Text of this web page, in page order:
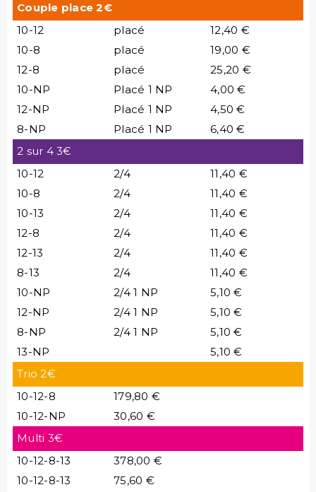
Couple place 2€
10-12
placé
12,40 €
10-8
placé
19,00 €
12-8
placé
25,20 €
10-NP
Placé 1 NP
4,00 €
12-NP
Placé 1 NP
4,50 €
8-NP
Placé 1 NP
6,40 €
2 sur 4 3€
10-12
2/4
11,40 €
10-8
2/4
11,40 €
10-13
2/4
11,40 €
12-8
2/4
11,40 €
12-13
2/4
11,40 €
8-13
2/4
11,40 €
10-NP
2/4 1 NP
5,10 €
12-NP
2/4 1 NP
5,10 €
8-NP
2/4 1 NP
5,10 €
13-NP
5,10 €
Trio 2€
10-12-8
179,80 €
10-12-NP
30,60 €
Multi 3€
10-12-8-13
378,00 €
10-12-8-13
75,60 €